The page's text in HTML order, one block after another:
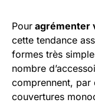
Pour agrémenter
cette tendance
formes très
nombre
comprennent, par
couvertures